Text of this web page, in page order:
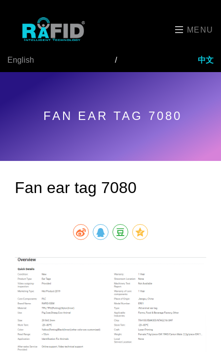
MENU
English / 中文
FAN EAR TAG 7080
Fan ear tag 7080